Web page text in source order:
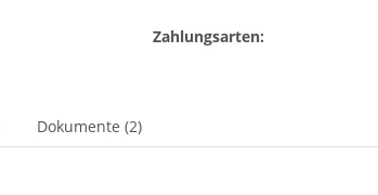
Zahlungsarten:
Dokumente (2)